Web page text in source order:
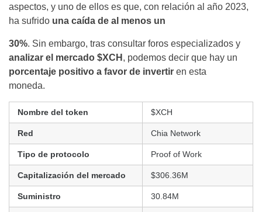
aspectos, y uno de ellos es que, con relación al año 2023,
ha sufrido una caída de al menos un
30%. Sin embargo, tras consultar foros especializados y
analizar el mercado $XCH , podemos decir que hay un
porcentaje positivo a favor de invertir en esta
moneda.
Nombre del token $XCH
Red Chia Network
Tipo de protocolo Proof of Work
Capitalización del mercado $306.36M
Suministro 30.84M